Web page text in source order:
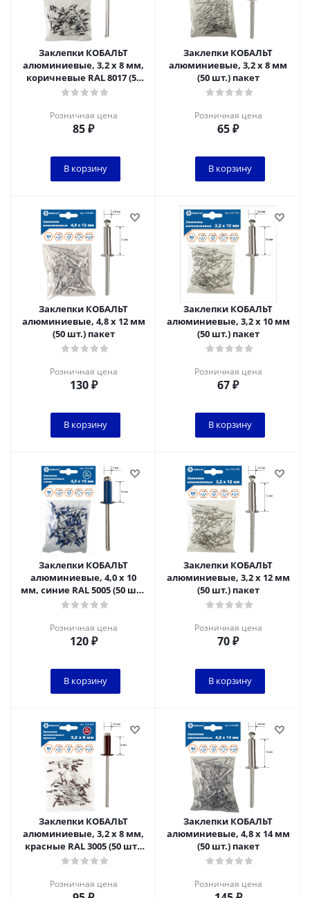
Заклепки КОБАЛЬТ
алюминиевые, 3,2 х 8 мм,
коричневые RAL 8017 (50
шт.) пакет*
Розничная цена
85₽
В корзину
Заклепки КОБАЛЬТ
алюминиевые, 3,2 х 8 мм
(50 шт.) пакет
Розничная цена
65₽
В корзину
Заклепки КОБАЛЬТ
алюминиевые, 4,8 х 12 мм
(50 шт.) пакет
Розничная цена
130₽
В корзину
Заклепки КОБАЛЬТ
алюминиевые, 3,2 х 10 мм
(50 шт.) пакет
Розничная цена
67₽
В корзину
Заклепки КОБАЛЬТ
алюминиевые, 4,0 х 10
мм, синие RAL 5005 (50 шт.)
пакет
Розничная цена
120₽
В корзину
Заклепки КОБАЛЬТ
алюминиевые, 3,2 х 12 мм
(50 шт.) пакет
Розничная цена
70₽
В корзину
Заклепки КОБАЛЬТ
алюминиевые, 3,2 х 8 мм,
красные RAL 3005 (50 шт.)
пакет
Розничная цена
Заклепки КОБАЛЬТ
алюминиевые, 4,8 х 14 мм
(50 шт.) пакет
Розничная цена